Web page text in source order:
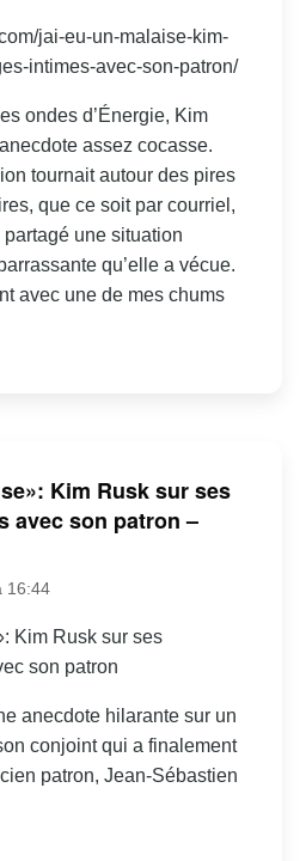
jai-eu-un-malaise-kim-
intimes-avec-son-patron/
ondes d’Énergie, Kim
assez cocasse.
tournait autour des pires
que ce soit par courriel,
une situation
qu’elle a vécue.
avec une de mes chums
Kim Rusk sur ses
avec son patron –
16:44
Kim Rusk sur ses
son patron
anecdote hilarante sur un
conjoint qui a finalement
patron, Jean-Sébastien